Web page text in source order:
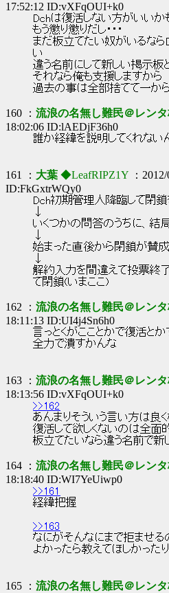
17:52:12 ID:vXFqOUI+k0
Dchは復活しない方がいいか
もう懲り懲りだし・・・
まだ板立てたい奴がいるな
い
違う名前にして新しい掲示板
それなら俺も支援しますから
過去の事は全部捨てて一か
160 ： 流浪の名無し難民＠レン
18:02:06 ID:lAEDjF36h0
誰か経緯を説明してくれない
161 ： 大葉 ◆LeafRIPZ1Y
：
ID:FkGxtrWQy0
Dch初期管理人降臨して閉
↓
いくつかの問答のうちに、結
↓
始まった直後から閉鎖が賛
↓
解約入力を間違えて投票終
て閉鎖(いまここ)
162 ： 流浪の名無し難民＠レン
18:11:13 ID:UI4j4Sn6h0
言っとくがこことかで復活と
全力で潰すかんな
163 ： 流浪の名無し難民＠レン
18:13:56 ID:vXFqOUI+k0
>>162
あんまりそういう言い方は良
復活して欲しくないのは全面
板立てたいなら違う名前で新
164 ： 流浪の名無し難民＠レン
18:18:40 ID:WI7YeUiwp0
>>161
経緯把握
>>163
なにがそんなにまで拒ませる
よかったら教えてほしかったり
165 ： 流浪の名無し難民＠レン